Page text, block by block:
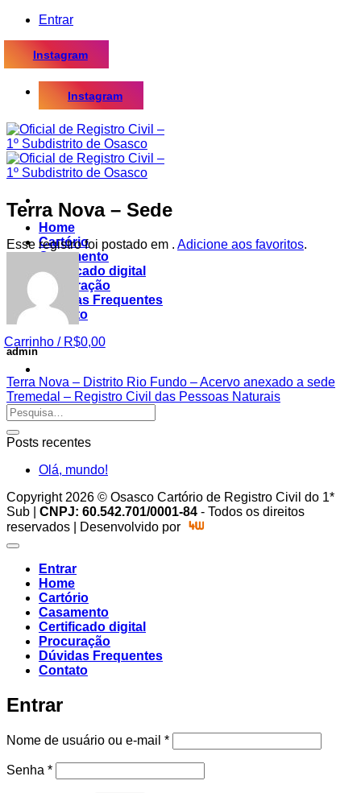
Skip
content
Entrar
Instagram
Instagram
Home
Cartório
Casamento
Certificado digital
Procuração
Dúvidas Frequentes
Contato
Carrinho / R$0,00
Terra Nova – Sede
Esse registro foi postado em . Adicione aos favoritos.
admin
Terra Nova – Distrito Rio Fundo – Acervo anexado a sede
Tremedal – Registro Civil das Pessoas Naturais
Posts recentes
Olá, mundo!
Copyright 2026 © Osasco Cartório de Registro Civil do 1*
Sub | CNPJ: 60.542.701/0001-84 - Todos os direitos
reservados | Desenvolvido por
Entrar
Home
Cartório
Casamento
Certificado digital
Procuração
Dúvidas Frequentes
Contato
Entrar
Nome de usuário ou e-mail *Obrigatório
Senha *Obrigatório